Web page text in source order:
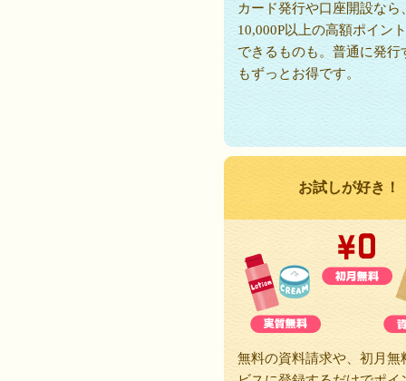
カード発行や口座開設なら
10,000P以上の高額ポイン
できるものも。普通に発行
もずっとお得です。
お試しが好き！
無料の資料請求や、初月無